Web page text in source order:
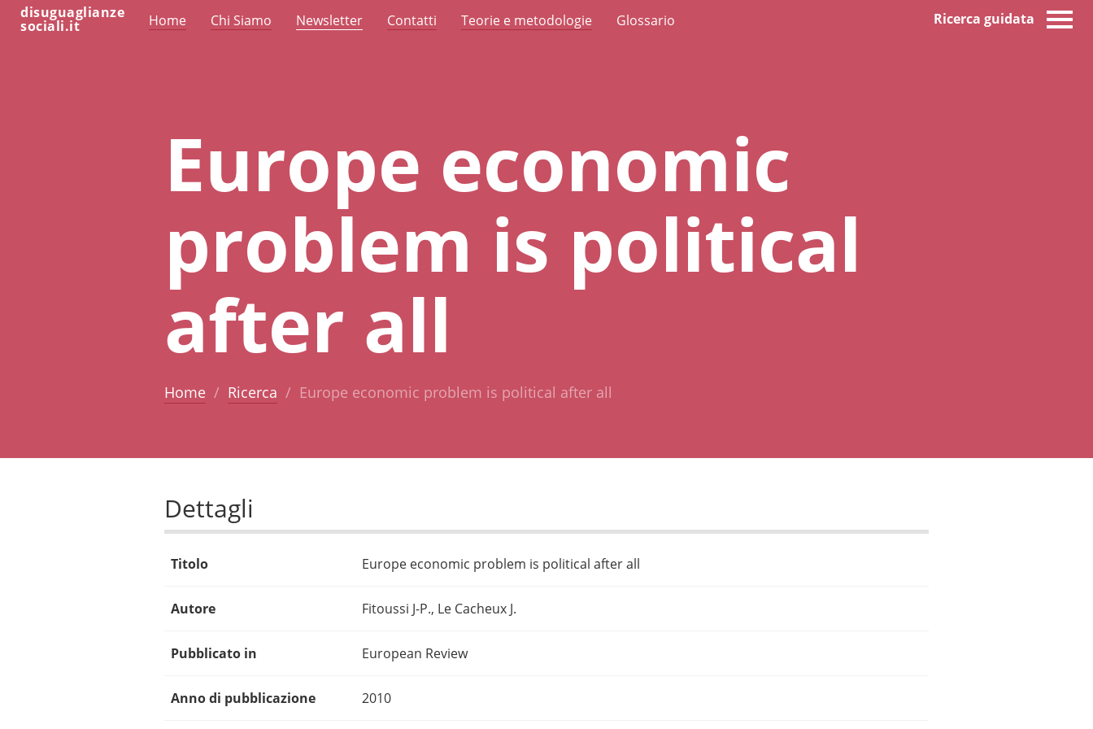
disuguaglianze
sociali.it Home Chi Siamo Newsletter Contatti Teorie e metodologie Glossario Ricerca guidata
Europe economic
problem is political
after all
Home Ricerca Europe economic problem is political after all
Dettagli
Titolo Europe economic problem is political after all
Autore Fitoussi J-P., Le Cacheux J.
Pubblicato in European Review
Anno di pubblicazione 2010